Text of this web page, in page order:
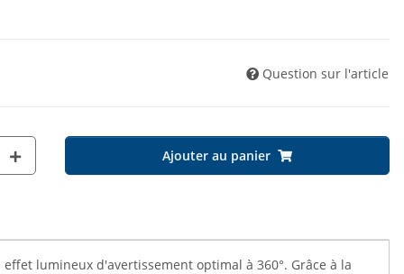
Question sur l'article
Ajouter au panier
lumineux d'avertissement optimal à 360°. Grâce à la